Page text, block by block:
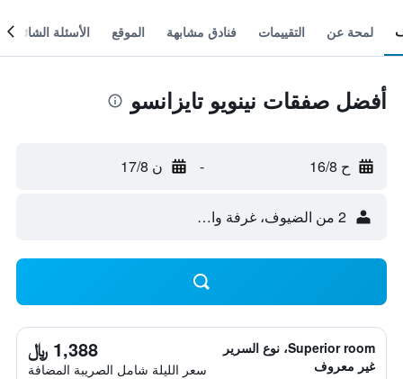
لمحة عن التقييمات فنادق مشابهة الموقع الأسئلة الشائعة
أفضل صفقات نينويو تايزانسو
ح 16/8 - ن 17/8
2 من الضيوف، غرفة واحدة
Superior room، نوع السرير
غير معروف
1,388 ﷼
سعر الليلة شامل الصريبة المضافة